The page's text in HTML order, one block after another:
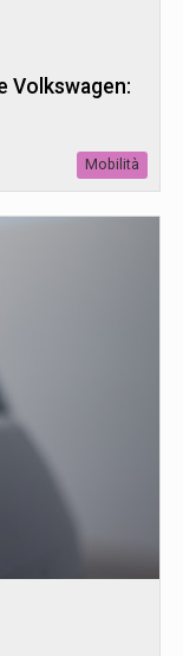
Volkswagen:
Mobilità